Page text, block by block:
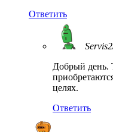
Ответить
Добрый день.
целях.
Ответить